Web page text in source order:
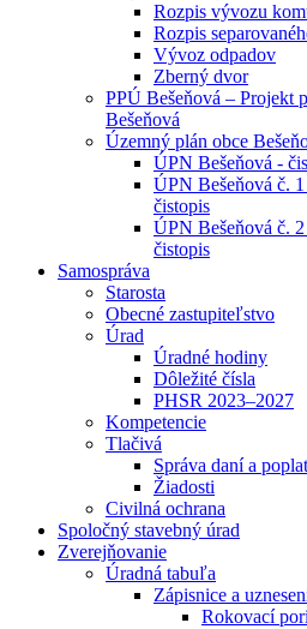
Rozpis vývozu
Rozpis
Vývoz odpadov
Zberný dvor
PPÚ Bešeňová – Projekt
Bešeňová
Územný plán obce
ÚPN Bešeňová -
ÚPN Bešeňová č.
čistopis
ÚPN Bešeňová č.
čistopis
Samospráva
Starosta
Obecné zastupiteľstvo
Úrad
Úradné hodiny
Dôležité čísla
PHSR 2023–2027
Kompetencie
Tlačivá
Správa daní a
Žiadosti
Civilná ochrana
Spoločný stavebný úrad
Zverejňovanie
Úradná tabuľa
Zápisnice a
Rokovací